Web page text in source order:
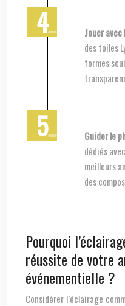
Jouer
des toiles
formes
Guider le
dédiés
meilleurs
des
Pourquoi
réussite de votre
événementielle ?
Considérer l’éclairage